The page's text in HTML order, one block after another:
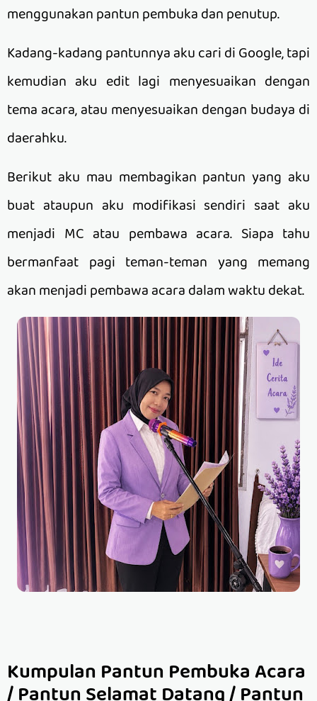
menggunakan pantun pembuka dan penutup.
Kadang-kadang pantunnya aku cari di Google, tapi
kemudian aku edit lagi menyesuaikan dengan
tema acara, atau menyesuaikan dengan budaya di
daerahku.
Berikut aku mau membagikan pantun yang aku
buat ataupun aku modifikasi sendiri saat aku
menjadi MC atau pembawa acara. Siapa tahu
bermanfaat pagi teman-teman yang memang
akan menjadi pembawa acara dalam waktu dekat.
Kumpulan Pantun Pembuka Acara